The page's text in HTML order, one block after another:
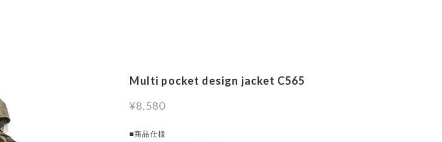
Multi pocket design jacket C565
¥8,580
■商品仕様